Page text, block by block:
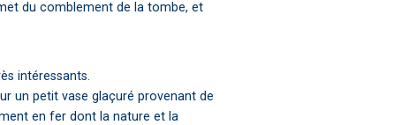
du comblement de la tombe, et
intéressants.
un petit vase glaçuré provenant de
en fer dont la nature et la